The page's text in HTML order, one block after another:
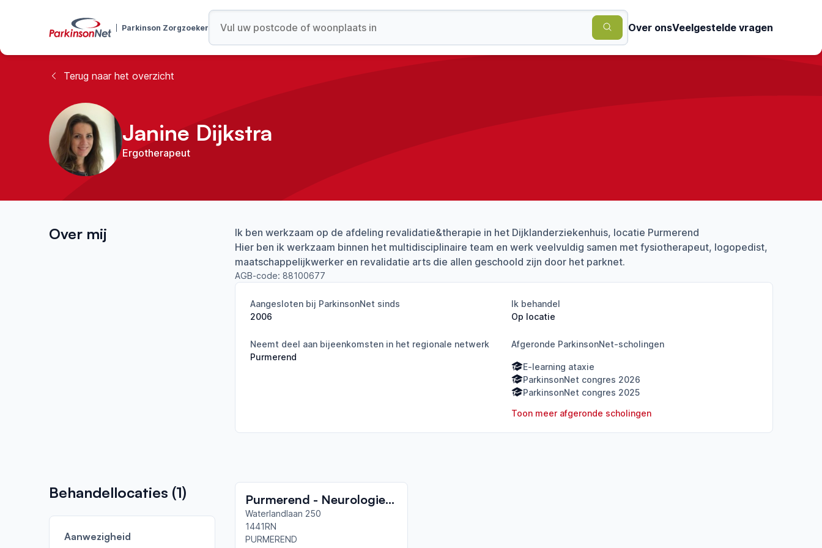
Parkinson Zorgzoeker Over onsVeelgestelde vragen
Terug naar het overzicht
Janine Dijkstra
Ergotherapeut
Over mij
Ik ben werkzaam op de afdeling revalidatie&therapie in het Dijklanderziekenhuis, locatie Purmerend
Hier ben ik werkzaam binnen het multidisciplinaire team en werk veelvuldig samen met fysiotherapeut, logopedist,
maatschappelijkwerker en revalidatie arts die allen geschoold zijn door het parknet.
AGB-code: 88100677
Aangesloten bij ParkinsonNet sinds
2006
Ik behandel
Op locatie
Neemt deel aan bijeenkomsten in het regionale netwerk
Purmerend
Afgeronde ParkinsonNet-scholingen
E-learning ataxie
ParkinsonNet congres 2026
ParkinsonNet congres 2025
Toon meer afgeronde scholingen
Behandellocaties (1)
Aanwezigheid
Purmerend - Neurologie (Waterlandziekenhuis)
Waterlandlaan 250
1441RN
PURMEREND